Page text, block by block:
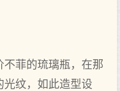
菲的琉璃瓶，在那
纹，如此造型设